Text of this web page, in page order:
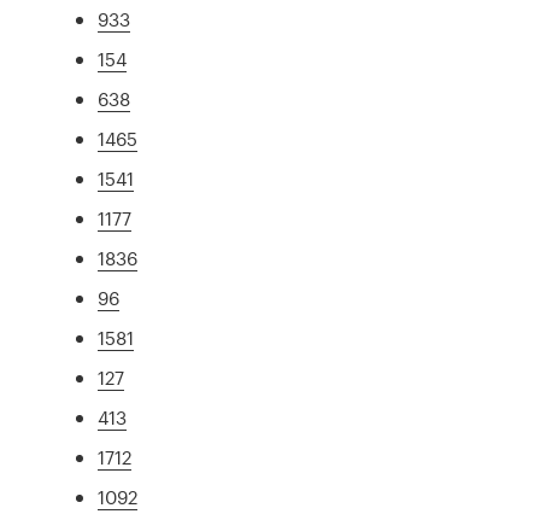
933
154
638
1465
1541
1177
1836
96
1581
127
413
1712
1092